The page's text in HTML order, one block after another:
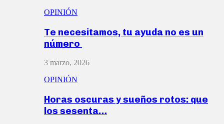
OPINIÓN
Te necesitamos, tu ayuda no es un
número
3 marzo, 2026
OPINIÓN
Horas oscuras y sueños rotos: que
los sesenta…